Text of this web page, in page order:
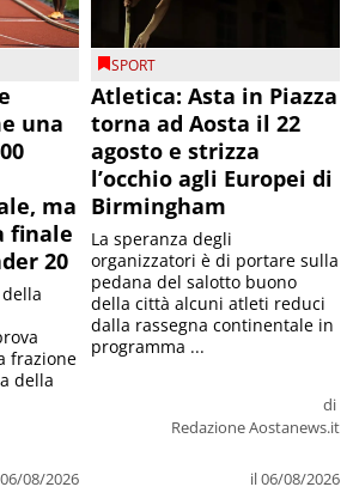
una
ma
finale
20
08/2026
frazione
della
SPORT
Atletica: Asta in Piazza
torna ad Aosta il 22
agosto e strizza
l’occhio agli Europei di
Birmingham
di
Redazione Aostanews.it
il 06/08/2026
La speranza degli
organizzatori è di portare sulla
pedana del salotto buono
della città alcuni atleti reduci
dalla rassegna continentale in
programma ...